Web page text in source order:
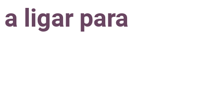
ligar para